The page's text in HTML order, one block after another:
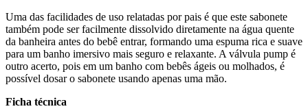
Uma das facilidades de uso relatadas por pais é que este sabonete
também pode ser facilmente dissolvido diretamente na água quente
da banheira antes do bebê entrar, formando uma espuma rica e suave
para um banho imersivo mais seguro e relaxante. A válvula pump é
outro acerto, pois em um banho com bebês ágeis ou molhados, é
possível dosar o sabonete usando apenas uma mão.
Ficha técnica